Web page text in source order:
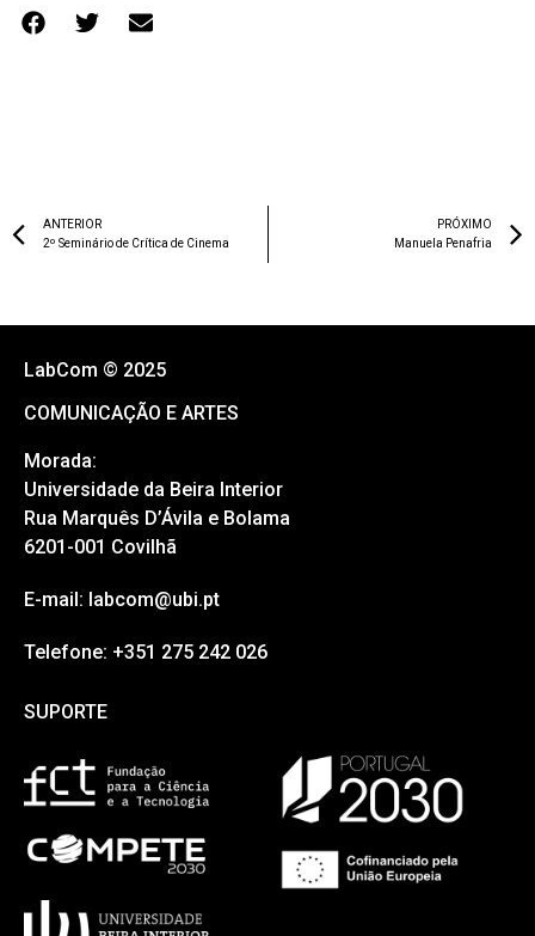
ANTERIOR
2º Seminário de Crítica de Cinema
PRÓXIMO
Manuela Penafria
LabCom © 2025
COMUNICAÇÃO E ARTES
Morada:
Universidade da Beira Interior
Rua Marquês D’Ávila e Bolama
6201-001 Covilhã
E-mail: labcom@ubi.pt
Telefone: +351 275 242 026
SUPORTE